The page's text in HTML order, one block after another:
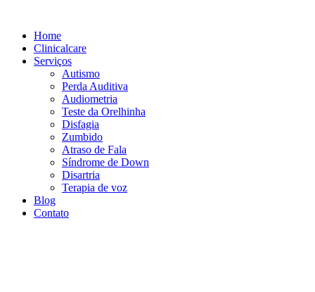
conteúdo
Home
Clinicalcare
Serviços
Autismo
Perda Auditiva
Audiometria
Teste da Orelhinha
Disfagia
Zumbido
Atraso de Fala
Síndrome de Down
Disartria
Terapia de voz
Blog
Contato